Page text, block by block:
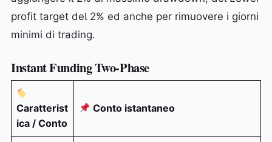
profit target del 2% ed anche per rimuovere i giorni
minimi di trading.
Instant Funding Two-Phase
Caratterist
ica / Conto
Conto istantaneo